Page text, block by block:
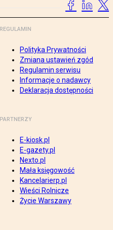
REGULAMIN
Polityka Prywatności
Zmiana ustawień zgód
Regulamin serwisu
Informacje o nadawcy
Deklaracja dostępności
PARTNERZY
E-kiosk.pl
E-gazety.pl
Nexto.pl
Mała księgowość
Kancelarierp.pl
Wieści Rolnicze
Życie Warszawy